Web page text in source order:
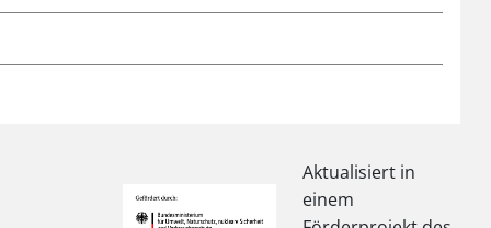
Aktualisiert in
einem